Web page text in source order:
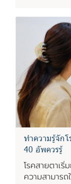
ทำความรู้จัก
40 อัพควรรู้
โรคสายตาเ
ความสามารถ